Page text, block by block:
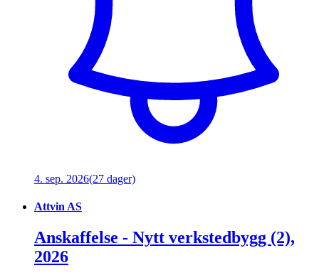
4. sep. 2026(27 dager)
Attvin AS
Anskaffelse - Nytt verkstedbygg (2),
2026